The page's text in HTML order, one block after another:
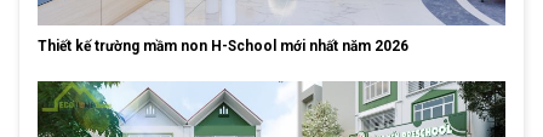
Thiết kế trường mầm non H-School mới nhất năm 2026